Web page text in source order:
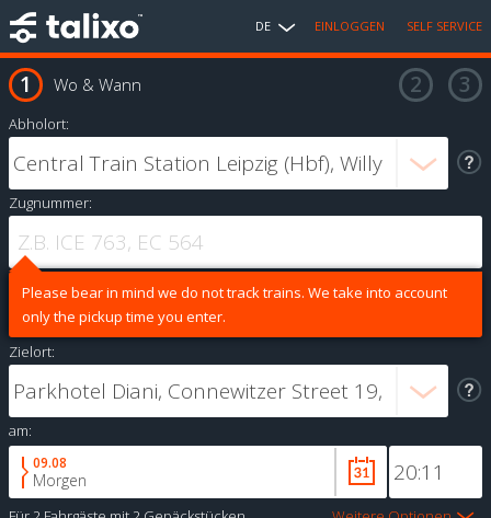
DE EINLOGGEN SELF SERVICE
Wo & Wann
Abholort:
Zugnummer:
Please bear in mind we do not track trains. We take into account
only the pickup time you enter.
Zielort:
am:
09.08
Morgen